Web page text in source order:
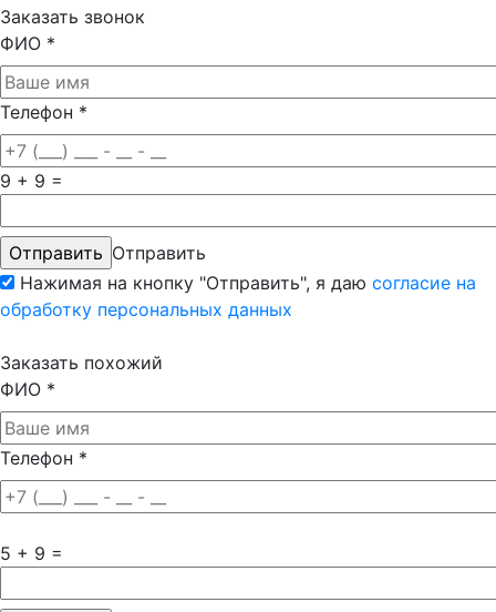
Заказать звонок
ФИО *
Телефон *
9 + 9 =
Отправить
Нажимая на кнопку "Отправить", я даю согласие на
обработку персональных данных
Заказать похожий
ФИО *
Телефон *
5 + 9 =